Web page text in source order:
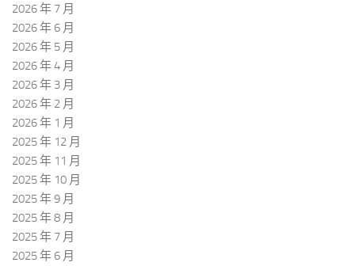
2026 年 7 月
2026 年 6 月
2026 年 5 月
2026 年 4 月
2026 年 3 月
2026 年 2 月
2026 年 1 月
2025 年 12 月
2025 年 11 月
2025 年 10 月
2025 年 9 月
2025 年 8 月
2025 年 7 月
2025 年 6 月